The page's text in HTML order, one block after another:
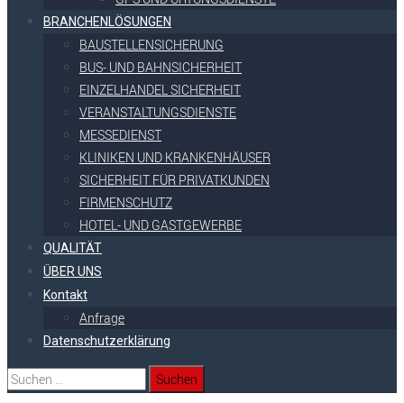
BRANCHENLÖSUNGEN
BAUSTELLENSICHERUNG
BUS- UND BAHNSICHERHEIT
EINZELHANDEL SICHERHEIT
VERANSTALTUNGSDIENSTE
MESSEDIENST
KLINIKEN UND KRANKENHÄUSER
SICHERHEIT FÜR PRIVATKUNDEN
FIRMENSCHUTZ
HOTEL- UND GASTGEWERBE
QUALITÄT
ÜBER UNS
Kontakt
Anfrage
Datenschutzerklärung
Suchen
nach: